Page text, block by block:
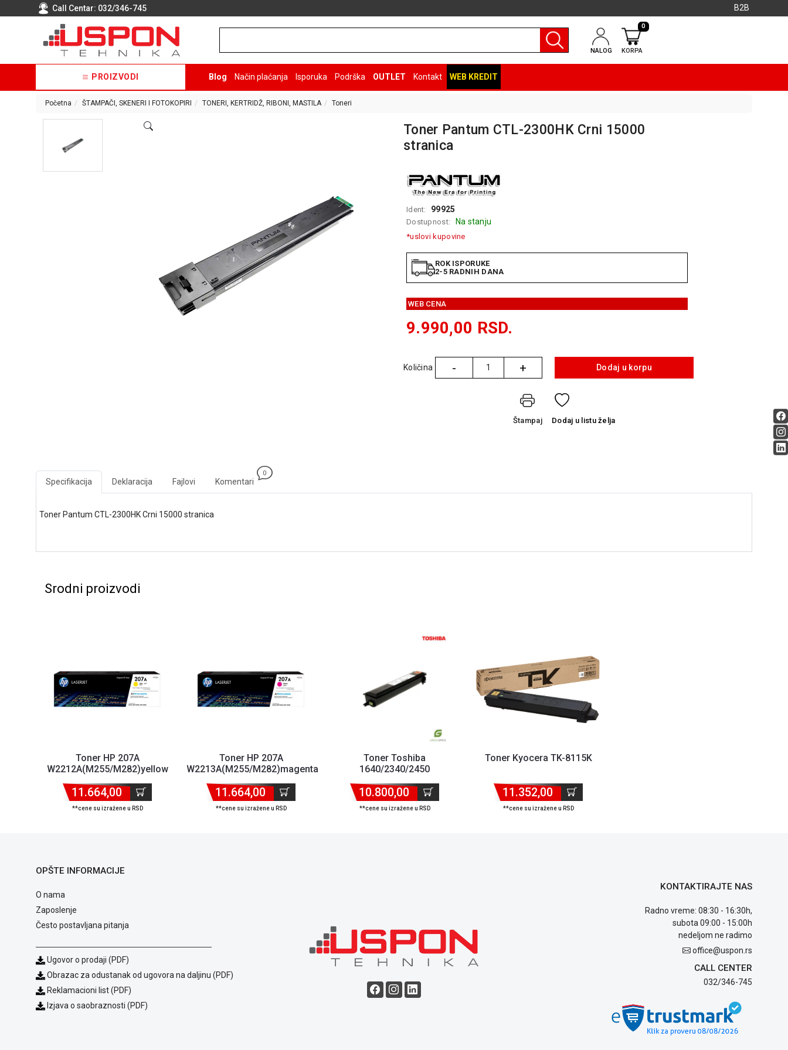
Call Centar: 032/346-745 B2B
NALOG KORPA
0
PROIZVODI Blog Način plaćanja Isporuka Podrška OUTLET Kontakt WEB KREDIT
Početna ŠTAMPAČI, SKENERI I FOTOKOPIRI TONERI, KERTRIDŽ, RIBONI, MASTILA Toneri
Toner Pantum CTL-2300HK Crni 15000
stranica
Ident: 99925
Dostupnost: Na stanju
*uslovi kupovine
ROK ISPORUKE
2-5 RADNIH DANA
WEB CENA
9.990,00 RSD.
Količina - + Dodaj u korpu
Štampaj Dodaj u listu želja
Specifikacija Deklaracija Fajlovi Komentari
0
Toner Pantum CTL-2300HK Crni 15000 stranica
Srodni proizvodi
Toner HP 207A
W2212A(M255/M282)yellow
11.664,00
**cene su izražene u RSD
Toner HP 207A
W2213A(M255/M282)magenta
11.664,00
**cene su izražene u RSD
Toner Toshiba
1640/2340/2450
10.800,00
**cene su izražene u RSD
Toner Kyocera TK-8115K
11.352,00
**cene su izražene u RSD
OPŠTE INFORMACIJE
O nama
Zaposlenje
Često postavljana pitanja
Ugovor o prodaji (PDF)
Obrazac za odustanak od ugovora na daljinu (PDF)
Reklamacioni list (PDF)
Izjava o saobraznosti (PDF)
KONTAKTIRAJTE NAS
Radno vreme: 08:30 - 16:30h,
subota 09:00 - 15:00h
nedeljom ne radimo
office@uspon.rs
CALL CENTER
032/346-745